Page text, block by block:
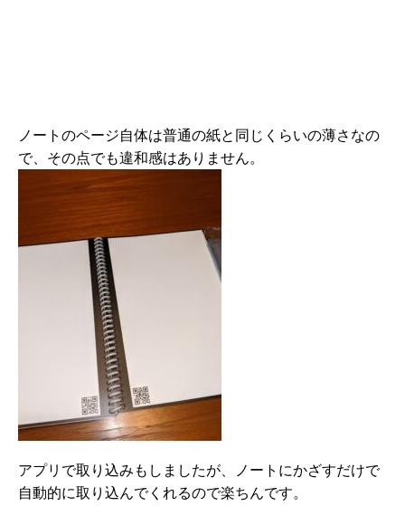
ノートのページ自体は普通の紙と同じくらいの薄さなの
で、その点でも違和感はありません。
アプリで取り込みもしましたが、ノートにかざすだけで
自動的に取り込んでくれるので楽ちんです。